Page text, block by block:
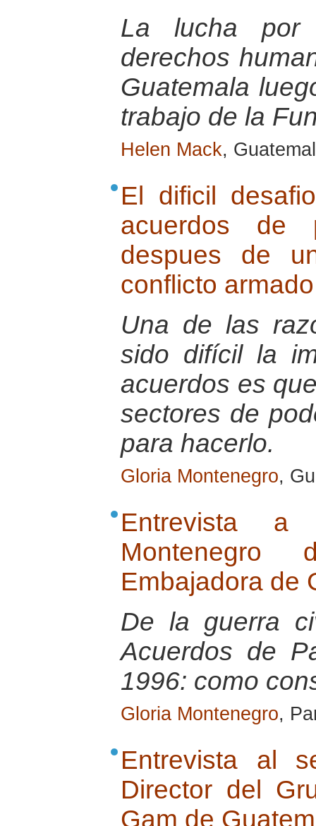
La lucha
derechos
Guatemala
trabajo de la
Helen Mack,
El dificil
acuerdos de
despues de
conflicto armado
Una de las
sido difícil la
acuerdos es
sectores de
para hacerlo.
Gloria Montenegro,
Entrevista
Montenegro
Embajadora de
De la guerra
Acuerdos de
1996: como
Gloria Montenegro,
Entrevista al
Director del
Gam de